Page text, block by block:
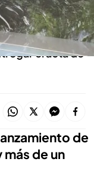
de un
el acta de
de
de un